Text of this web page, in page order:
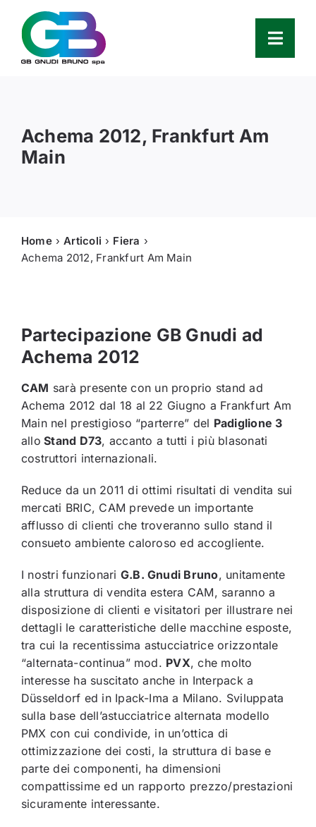
content
Prodotti
Ricambi
Contatti
Achema 2012, Frankfurt Am
Main
Home Articoli
Fiera
Achema 2012, Frankfurt Am Main
Partecipazione GB Gnudi ad
Achema 2012
CAM sarà presente con un proprio stand ad
Achema 2012 dal 18 al 22 Giugno a Frankfurt Am
Main nel prestigioso “parterre” del Padiglione 3
allo Stand D73, accanto a tutti i più blasonati
costruttori internazionali.
Reduce da un 2011 di ottimi risultati di vendita sui
mercati BRIC, CAM prevede un importante
afflusso di clienti che troveranno sullo stand il
consueto ambiente caloroso ed accogliente.
I nostri funzionari G.B. Gnudi Bruno, unitamente
alla struttura di vendita estera CAM, saranno a
disposizione di clienti e visitatori per illustrare nei
dettagli le caratteristiche delle macchine esposte,
tra cui la recentissima astucciatrice orizzontale
“alternata-continua” mod. PVX, che molto
interesse ha suscitato anche in Interpack a
Düsseldorf ed in Ipack-Ima a Milano. Sviluppata
sulla base dell’astucciatrice alternata modello
PMX con cui condivide, in un’ottica di
ottimizzazione dei costi, la struttura di base e
parte dei componenti, ha dimensioni
compattissime ed un rapporto prezzo/prestazioni
sicuramente interessante.